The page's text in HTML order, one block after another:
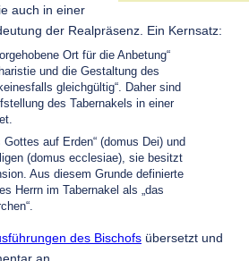
auch in einer
der Realpräsenz. Ein Kernsatz:
Ort für die Anbetung“
und die Gestaltung des
gleichgültig“. Daher sind
des Tabernakels in einer
auf Erden“ (domus Dei) und
(domus ecclesiae), sie besitzt
Aus diesem Grunde definierte
Herrn im Tabernakel als „das
des Bischofs übersetzt und